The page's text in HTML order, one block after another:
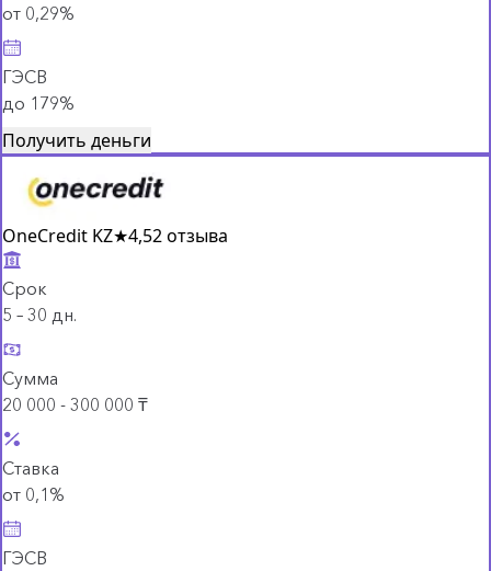
от 0,29%
ГЭСВ
до 179%
Получить деньги
OneCredit KZ★4,52 отзыва
Срок
5 – 30 дн.
Сумма
20 000 - 300 000 ₸
Ставка
от 0,1%
ГЭСВ